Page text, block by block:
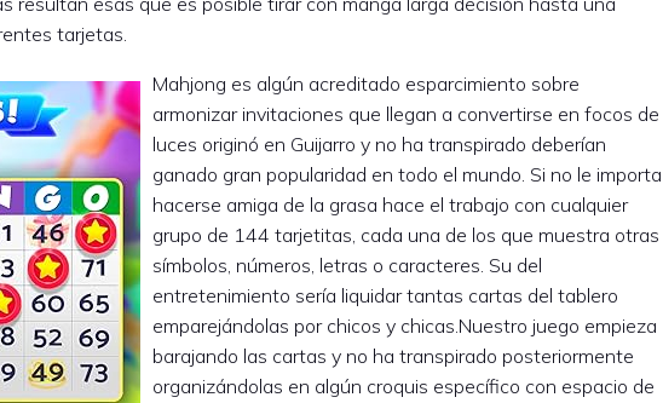
tarjetas.
Mahjong es algún acreditado esparcimiento sobre
armonizar invitaciones que llegan a convertirse en focos de
luces originó en Guijarro y no ha transpirado deberían
ganado gran popularidad en todo el mundo. Si no le importa
hacerse amiga de la grasa hace el trabajo con cualquier
grupo de 144 tarjetitas, cada una de los que muestra otras
símbolos, números, letras o caracteres. Su del
entretenimiento serí­a liquidar tantas cartas del tablero
emparejándolas por chicos y chicas.Nuestro juego empieza
barajando las cartas y no ha transpirado posteriormente
organizándolas en algún croquis específico con espacio de